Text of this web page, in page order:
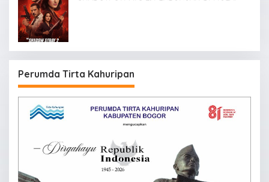
Perumda Tirta Kahuripan